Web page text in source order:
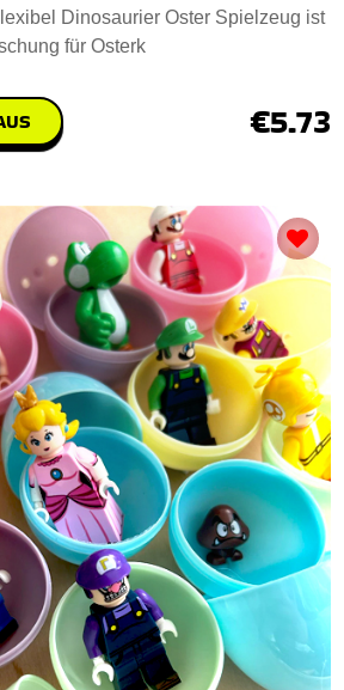
Dinosaurier Oster Spielzeug ist
für Osterk
€5.73